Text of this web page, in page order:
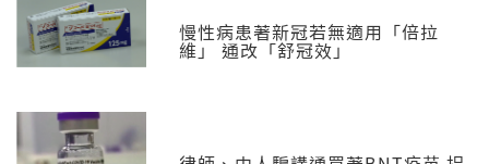
慢性病患著新冠若無適用「倍拉
維」 通改「舒冠效」